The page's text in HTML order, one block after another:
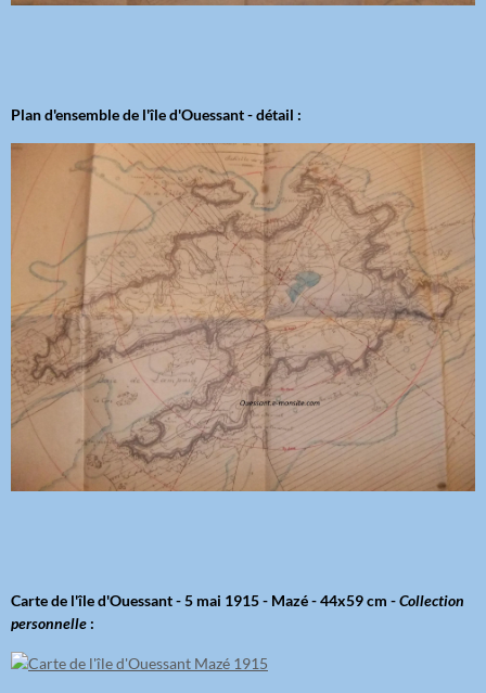
Plan d'ensemble de l'île d'Ouessant - détail :
Carte de l'île d'Ouessant - 5 mai 1915 - Mazé - 44x59 cm -Collection
personnelle :